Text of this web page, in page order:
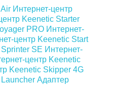
Интернет-центр
Keenetic Starter
PRO Интернет-
центр Keenetic Start
SE Интернет-
центр Keenetic
Keenetic Skipper 4G
Адаптер